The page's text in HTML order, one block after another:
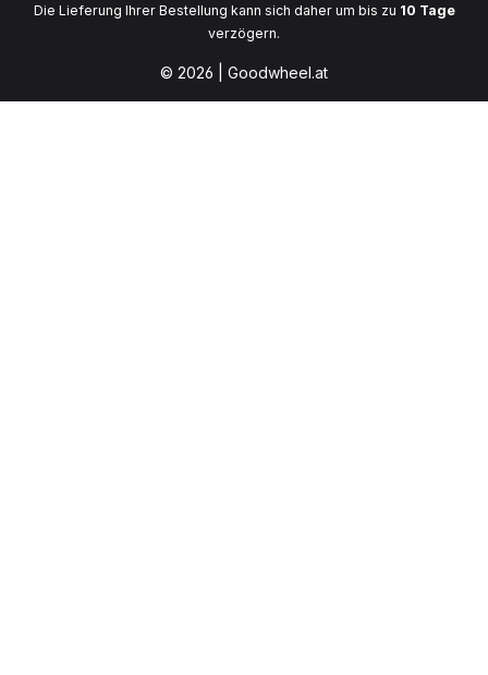
Die Lieferung Ihrer Bestellung kann sich daher um bis zu 10 Tage
verzögern.
© 2026 | Goodwheel.at